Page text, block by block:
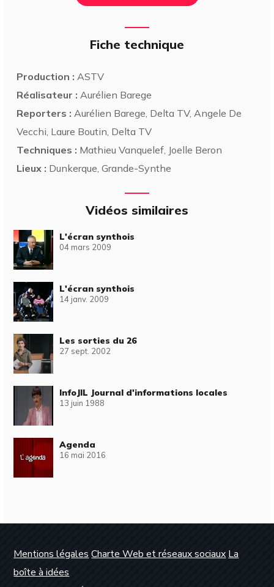
Fiche technique
Production : ASTV
Réalisateur : Aurélien Barege
Reporters : Aurélien Barege, Delta TV, Angele De
Vecchi, Laure Boutin, Delta TV
Techniques : Mathieu Vanquelef, Joelle Beron
Lieux : Dunkerque, Grande-Synthe
Vidéos similaires
L'écran synthois
04 mars 2009
L'écran synthois
14 janv. 2009
Les sorties du 26
27 sept. 2002
InfoJIL Journal d'informations locales
13 juin 1988
Agenda
16 mai 2016
Mentions légales Charte Web et réseaux sociaux La
boîte à idées